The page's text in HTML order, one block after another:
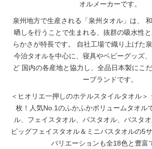
オルメーカーです。
泉州地方で生産される「泉州タオル」は、
晒しを行うことで生まれる、抜群の吸水性
らかさが特長です。
自社工場で織り上げた
今治タオルを中心に、寝具やベビーグッズ
ど 国内の各産地と協力し、全品日本製にこ
ーブランドです。
＜ヒオリエ一押しのホテルスタイルタオル＞
枚！人気No.1のふかふかボリュームタオル
ル、フェイスタオル、バスタオル、バスタ
ビッグフェイスタオル＆ミニバスタオルの5サ
バリエーションも全18色と豊富